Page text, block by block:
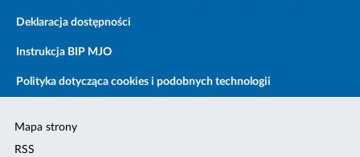
Deklaracja dostępności
Instrukcja BIP MJO
Polityka dotycząca cookies i podobnych technologii
Mapa strony
RSS